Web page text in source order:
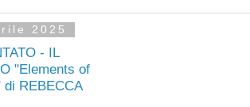
2025
- IL
"Elements of
REBECCA